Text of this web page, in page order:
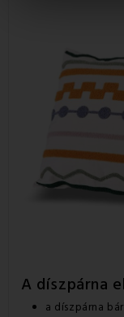
A díszpárna
a díszpárna